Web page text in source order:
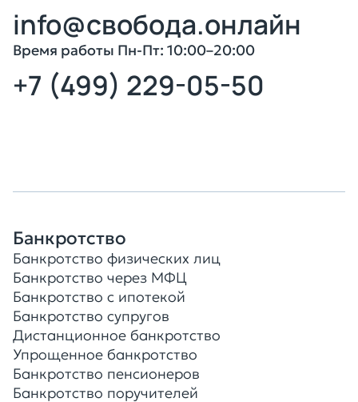
info@свобода.онлайн
Время работы Пн-Пт: 10:00–20:00
+7 (499) 229-05-50
Банкротство
Банкротство физических лиц
Банкротство через МФЦ
Банкротство с ипотекой
Банкротство супругов
Дистанционное банкротство
Упрощенное банкротство
Банкротство пенсионеров
Банкротство поручителей